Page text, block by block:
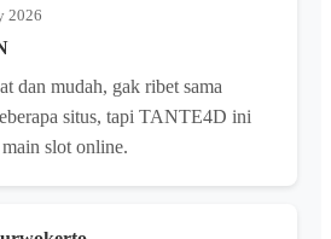
2026
dan mudah, gak ribet sama
situs, tapi TANTE4D ini
slot online.